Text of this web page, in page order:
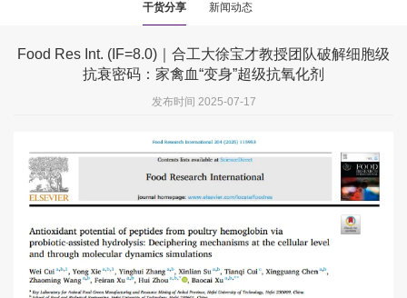
干货分享 新闻动态
Food Res Int. (IF=8.0)｜合工大徐宝才教授团队破解细胞级
抗衰密码：家禽血“变身”超级抗氧化剂
发布时间 2025-07-17